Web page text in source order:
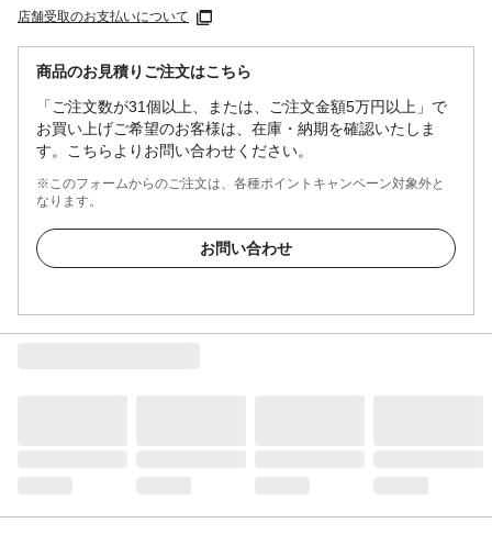
店舗受取のお支払いについて
商品のお見積りご注文はこちら
「ご注文数が31個以上、または、ご注文金額5万円以上」で
お買い上げご希望のお客様は、在庫・納期を確認いたしま
す。こちらよりお問い合わせください。
※このフォームからのご注文は、各種ポイントキャンペーン対象外と
なります。
お問い合わせ